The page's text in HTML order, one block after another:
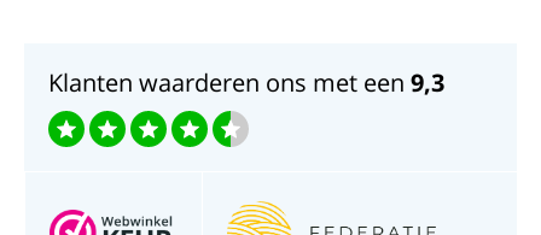
Klanten waarderen ons met een 9,3